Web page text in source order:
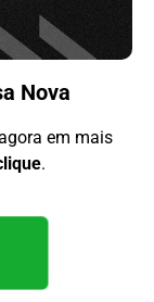
Nova
em mais
.